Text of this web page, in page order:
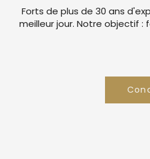
Forts de plus de 30 ans
meilleur jour. Notre objectif